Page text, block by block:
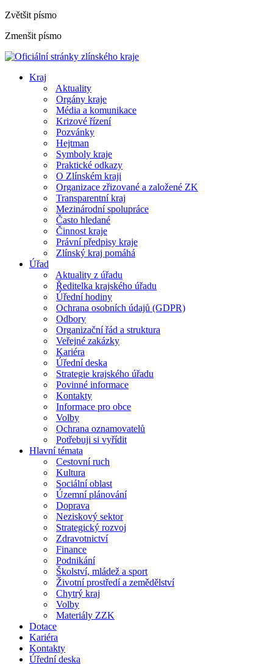
Zvětšit písmo
Zmenšit písmo
Kraj
Aktuality
Orgány kraje
Média a komunikace
Krizové řízení
Pozvánky
Hejtman
Symboly kraje
Praktické odkazy
O Zlínském kraji
Organizace zřizované a založené ZK
Transparentní kraj
Mezinárodní spolupráce
Často hledané
Činnost kraje
Právní předpisy kraje
Zlínský kraj pomáhá
Úřad
Aktuality z úřadu
Ředitelka krajského úřadu
Úřední hodiny
Ochrana osobních údajů (GDPR)
Odbory
Organizační řád a struktura
Veřejné zakázky
Kariéra
Úřední deska
Strategie krajského úřadu
Povinné informace
Kontakty
Informace pro obce
Volby
Ochrana oznamovatelů
Potřebuji si vyřídit
Hlavní témata
Cestovní ruch
Kultura
Sociální oblast
Územní plánování
Doprava
Neziskový sektor
Strategický rozvoj
Zdravotnictví
Finance
Podnikání
Školství, mládež a sport
Životní prostředí a zemědělství
Chytrý kraj
Volby
Materiály ZZK
Dotace
Kariéra
Kontakty
Úřední deska